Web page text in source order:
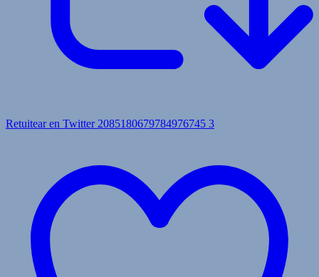
Retuitear en Twitter 2085180679784976745 3